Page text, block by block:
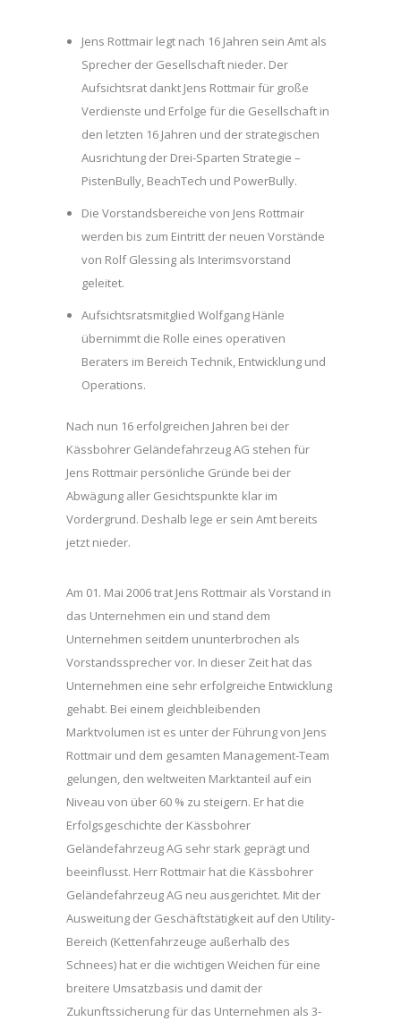
Jens Rottmair legt nach 16 Jahren sein Amt als
Sprecher der Gesellschaft nieder. Der
Aufsichtsrat dankt Jens Rottmair für große
Verdienste und Erfolge für die Gesellschaft in
den letzten 16 Jahren und der strategischen
Ausrichtung der Drei-Sparten Strategie –
PistenBully, BeachTech und PowerBully.
Die Vorstandsbereiche von Jens Rottmair
werden bis zum Eintritt der neuen Vorstände
von Rolf Glessing als Interimsvorstand
geleitet.
Aufsichtsratsmitglied Wolfgang Hänle
übernimmt die Rolle eines operativen
Beraters im Bereich Technik, Entwicklung und
Operations.
Nach nun 16 erfolgreichen Jahren bei der
Kässbohrer Geländefahrzeug AG stehen für
Jens Rottmair persönliche Gründe bei der
Abwägung aller Gesichtspunkte klar im
Vordergrund. Deshalb lege er sein Amt bereits
jetzt nieder.
Am 01. Mai 2006 trat Jens Rottmair als Vorstand in
das Unternehmen ein und stand dem
Unternehmen seitdem ununterbrochen als
Vorstandssprecher vor. In dieser Zeit hat das
Unternehmen eine sehr erfolgreiche Entwicklung
gehabt. Bei einem gleichbleibenden
Marktvolumen ist es unter der Führung von Jens
Rottmair und dem gesamten Management-Team
gelungen, den weltweiten Marktanteil auf ein
Niveau von über 60 % zu steigern. Er hat die
Erfolgsgeschichte der Kässbohrer
Geländefahrzeug AG sehr stark geprägt und
beeinflusst. Herr Rottmair hat die Kässbohrer
Geländefahrzeug AG neu ausgerichtet. Mit der
Ausweitung der Geschäftstätigkeit auf den Utility-
Bereich (Kettenfahrzeuge außerhalb des
Schnees) hat er die wichtigen Weichen für eine
breitere Umsatzbasis und damit der
Zukunftssicherung für das Unternehmen als 3-